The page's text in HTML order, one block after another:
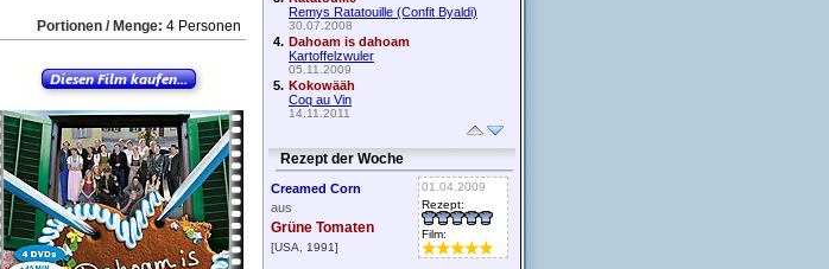
Portionen / Menge: 4 Personen
Remys Ratatouille (Confit Byaldi)
30.07.2008
4. Dahoam is dahoam
Kartoffelzwuler
05.11.2009
5. Kokowääh
Coq au Vin
14.11.2011
Rezept der Woche
01.04.2009
Rezept:
Film:
Creamed Corn
aus
Grüne Tomaten
[USA, 1991]